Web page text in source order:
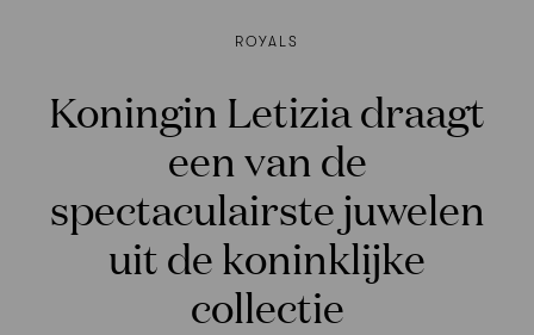
ROYALS
Koningin Letizia draagt
een van de
spectaculairste juwelen
uit de koninklijke
collectie